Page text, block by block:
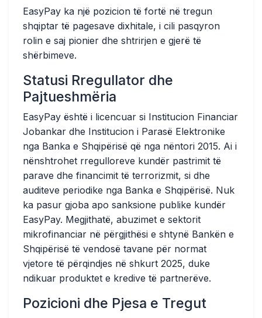
EasyPay ka një pozicion të fortë në tregun
shqiptar të pagesave dixhitale, i cili pasqyron
rolin e saj pionier dhe shtrirjen e gjerë të
shërbimeve.
Statusi Rregullator dhe
Pajtueshmëria
EasyPay është i licencuar si Institucion Financiar
Jobankar dhe Institucion i Parasë Elektronike
nga Banka e Shqipërisë që nga nëntori 2015. Ai i
nënshtrohet rregulloreve kundër pastrimit të
parave dhe financimit të terrorizmit, si dhe
auditeve periodike nga Banka e Shqipërisë. Nuk
ka pasur gjoba apo sanksione publike kundër
EasyPay. Megjithatë, abuzimet e sektorit
mikrofinanciar në përgjithësi e shtynë Bankën e
Shqipërisë të vendosë tavane për normat
vjetore të përqindjes në shkurt 2025, duke
ndikuar produktet e kredive të partnerëve.
Pozicioni dhe Pjesa e Tregut